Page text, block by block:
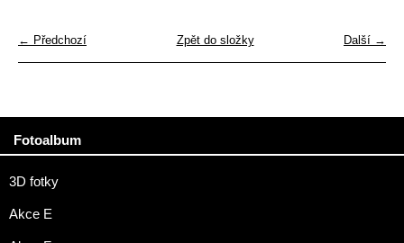
← Předchozí Další →
Zpět do složky
Fotoalbum
3D fotky
Akce E